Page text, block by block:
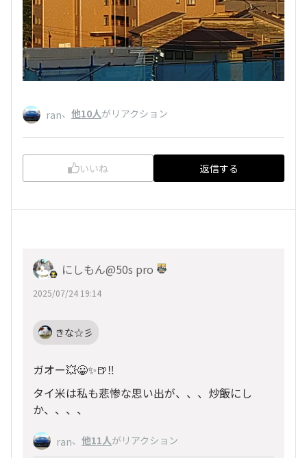
ran、 他10人がリアクション
いいね 返信する
にしもん@50s pro
2025/07/24 19:14
きな☆彡
ガオー💥😀✨🍺‼️
タイ米は私も悲惨な思い出が、、、炒飯にし
か、、、、
ran、 他11人がリアクション